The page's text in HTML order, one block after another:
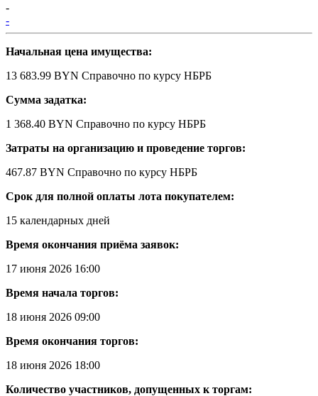
-
-
Начальная цена имущества:
13 683.99 BYN Справочно по курсу НБРБ
Сумма задатка:
1 368.40 BYN Справочно по курсу НБРБ
Затраты на организацию и проведение торгов:
467.87 BYN Справочно по курсу НБРБ
Срок для полной оплаты лота покупателем:
15 календарных дней
Время окончания приёма заявок:
17 июня 2026 16:00
Время начала торгов:
18 июня 2026 09:00
Время окончания торгов:
18 июня 2026 18:00
Количество участников, допущенных к торгам: